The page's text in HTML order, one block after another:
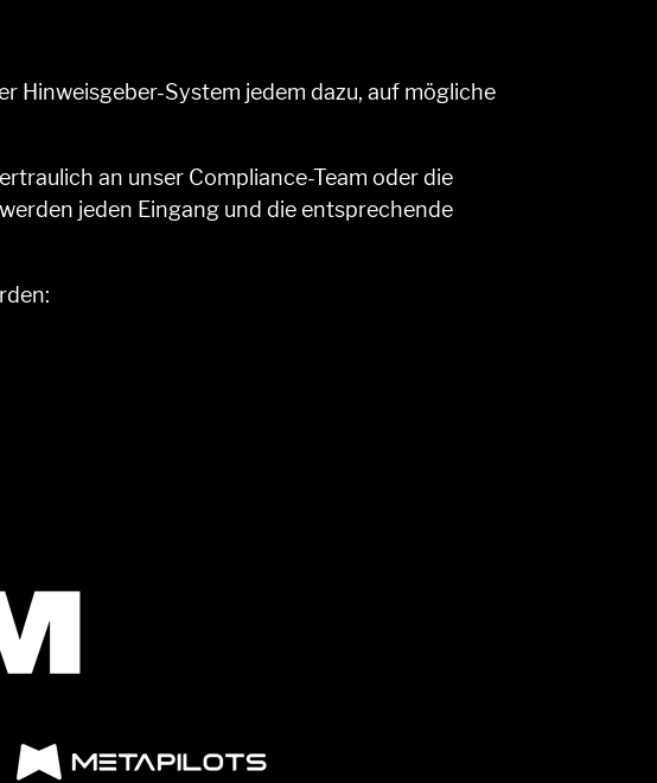
Hinweisgeber-System jedem dazu, auf mögliche
an unser Compliance-Team oder die
jeden Eingang und die entsprechende